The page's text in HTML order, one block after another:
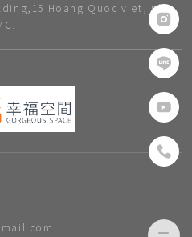
Hoang Quoc viet, phu